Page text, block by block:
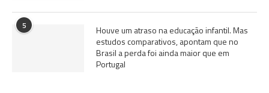
5
Houve um atraso na educação infantil. Mas
estudos comparativos, apontam que no
Brasil a perda foi ainda maior que em
Portugal